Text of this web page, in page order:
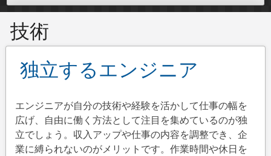
ス
ッ
技術
独立するエンジニア
エンジニアが自分の技術や経験を活かして仕事の幅を
広げ、自由に働く方法として注目を集めているのが独
立でしょう。収入アップや仕事の内容を調整でき、企
業に縛られないのがメリットです。作業時間や休日を